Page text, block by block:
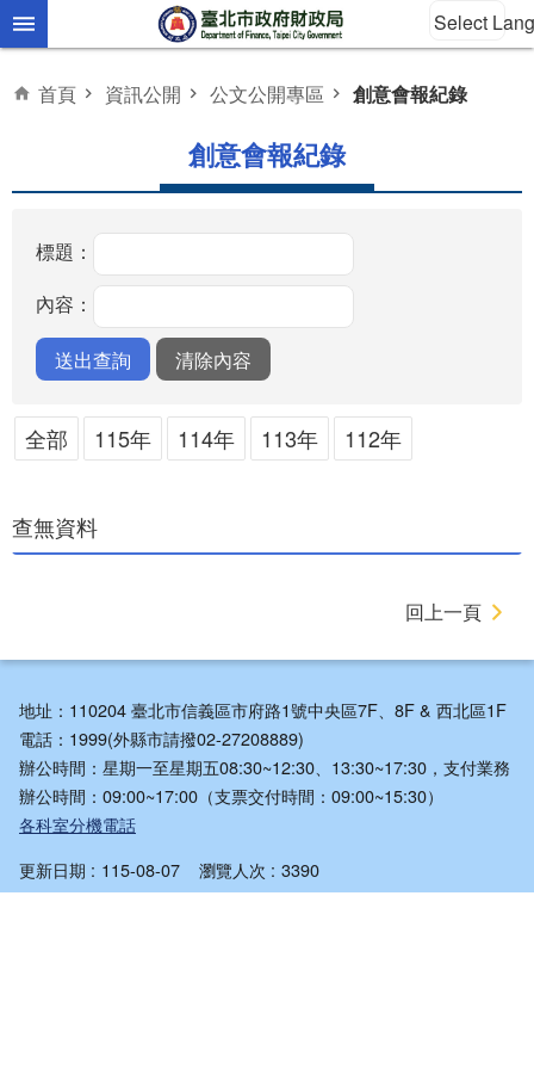
跳到主要內容區塊 Select
首頁 資訊公開 公文公開專區 創意會報紀錄
創意會報紀錄
標題：
內容：
全部 115年 114年 113年 112年
查無資料
回上一頁
地址：110204 臺北市信義區市府路1號中央區7F、8F & 西北區1F
電話：1999(外縣市請撥02-27208889)
辦公時間：星期一至星期五08:30~12:30、13:30~17:30，支付業務
辦公時間：09:00~17:00（支票交付時間：09:00~15:30）
各科室分機電話
更新日期
115-08-07 瀏覽人次 3390